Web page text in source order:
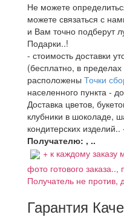
Не можете
можете связаться с
и Вам точно подберут
Подарки..!
- стоимость доставки
(бесплатно, в
расположены Точки
населенного пункта -
Доставка цветов,
клубники в шоколаде,
кондитерских изделий..
Получателю: , ..
+ к каждому заказу
фото готового
Получатель не против,
Гарантия